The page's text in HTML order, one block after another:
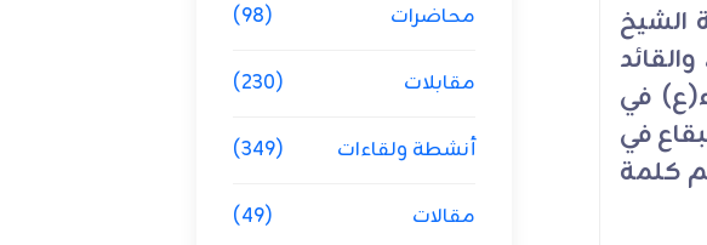
الشيخ
في
في
كلمة
محاضرات (98)
مقابلات (230)
أنشطة ولقاءات (349)
مقالات (49)